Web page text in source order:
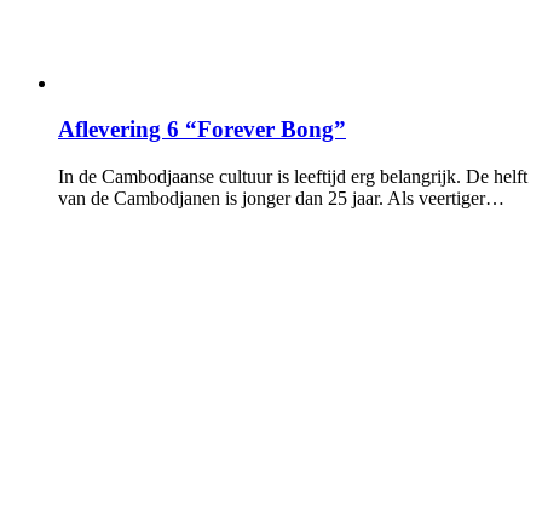
Aflevering 6 “Forever Bong”
In de Cambodjaanse cultuur is leeftijd erg belangrijk. De helft
van de Cambodjanen is jonger dan 25 jaar. Als veertiger…